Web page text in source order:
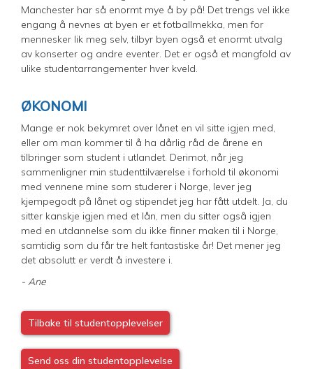
Manchester har så enormt mye å by på! Det trengs vel ikke
engang å nevnes at byen er et fotballmekka, men for
mennesker lik meg selv, tilbyr byen også et enormt utvalg
av konserter og andre eventer. Det er også et mangfold av
ulike studentarrangementer hver kveld.
ØKONOMI
Mange er nok bekymret over lånet en vil sitte igjen med,
eller om man kommer til å ha dårlig råd de årene en
tilbringer som student i utlandet. Derimot, når jeg
sammenligner min studenttilværelse i forhold til økonomi
med vennene mine som studerer i Norge, lever jeg
kjempegodt på lånet og stipendet jeg har fått utdelt. Ja, du
sitter kanskje igjen med et lån, men du sitter også igjen
med en utdannelse som du ikke finner maken til i Norge,
samtidig som du får tre helt fantastiske år! Det mener jeg
det absolutt er verdt å investere i.
- Ane
Tilbake til studentopplevelser
Send oss din studentopplevelse